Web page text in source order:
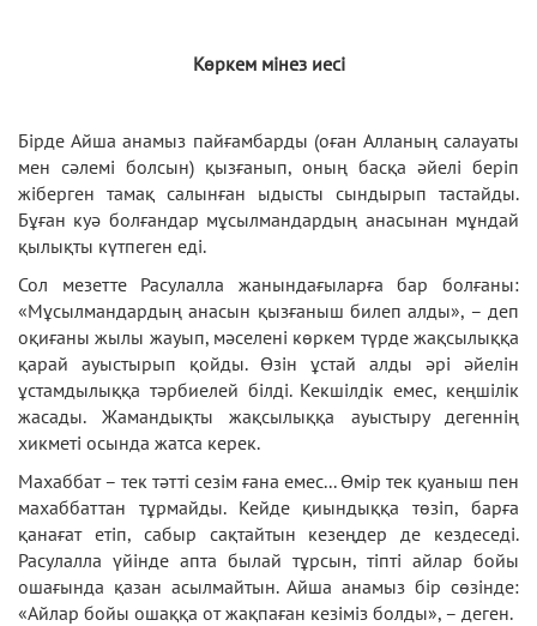
Көркем мінез иесі
Бірде Айша анамыз пайғамбарды (оған Алланың салауаты
мен сәлемі болсын) қызғанып, оның басқа әйелі беріп
жіберген тамақ салынған ыдысты сындырып тастайды.
Бұған куә болғандар мұсылмандардың анасынан мұндай
қылықты күтпеген еді.
Сол мезетте Расулалла жанындағыларға бар болғаны:
«Мұсылмандардың анасын қызғаныш билеп алды», – деп
оқиғаны жылы жауып, мәселені көркем түрде жақсылыққа
қарай ауыстырып қойды. Өзін ұстай алды әрі әйелін
ұстамдылыққа тәрбиелей білді. Кекшілдік емес, кеңшілік
жасады. Жамандықты жақсылыққа ауыстыру дегеннің
хикметі осында жатса керек.
Махаббат – тек тәтті сезім ғана емес... Өмір тек қуаныш пен
махаббаттан тұрмайды. Кейде қиындыққа төзіп, барға
қанағат етіп, сабыр сақтайтын кезеңдер де кездеседі.
Расулалла үйінде апта былай тұрсын, тіпті айлар бойы
ошағында қазан асылмайтын. Айша анамыз бір сөзінде:
«Айлар бойы ошаққа от жақпаған кезіміз болды», – деген.